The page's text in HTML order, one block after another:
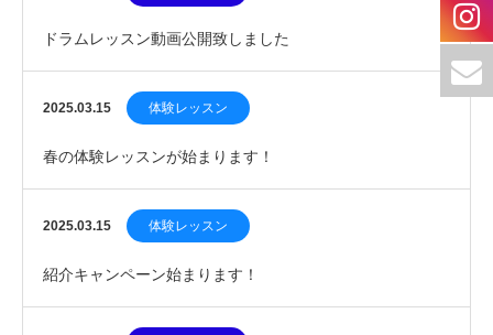
ドラムレッスン動画公開致しました
2025.03.15 体験レッスン
春の体験レッスンが始まります！
2025.03.15 体験レッスン
紹介キャンペーン始まります！